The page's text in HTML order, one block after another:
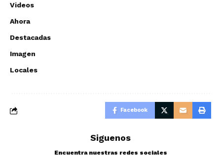
Videos
Ahora
Destacadas
Imagen
Locales
Facebook
Siguenos
Encuentra nuestras redes sociales